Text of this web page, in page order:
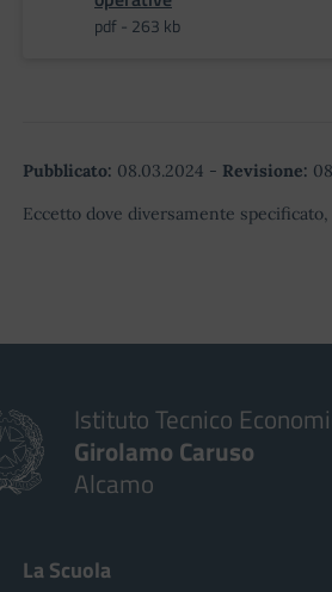
pdf - 263 kb
Pubblicato: 08.03.2024 - Revisione:
Eccetto dove diversamente
Istituto Tecnico
Girolamo Caruso
Alcamo
La Scuola